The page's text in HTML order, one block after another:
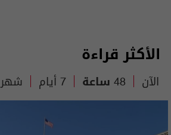
الأكثر قراءة
الآن 48 ساعة 7 أيام شهر